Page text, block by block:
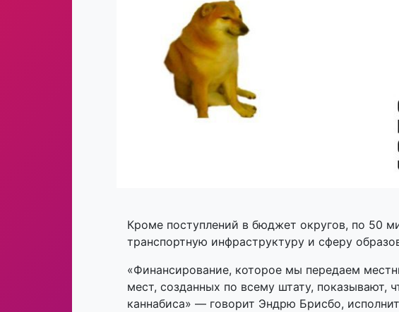
Кроме поступлений в бюджет округов, по 50
транспортную инфраструктуру и сферу
«Финансирование, которое мы передаем
мест, созданных по всему штату, показывают,
каннабиса» — говорит Эндрю Брисбо,